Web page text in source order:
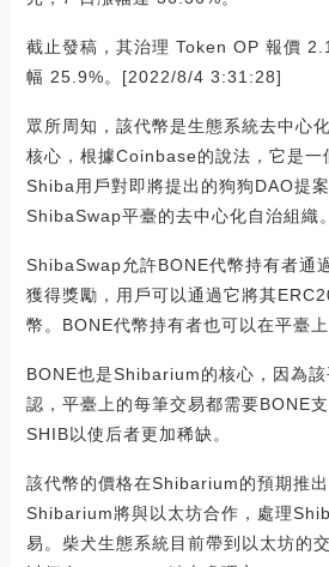
截止發稿，其治理 Token OP 報價
幅 25.9%。[2022/8/4 3:31:28]
眾所周知，該代幣是生態系統去中心
核心，根據Coinbase的說法，它是一
Shiba用戶對即將提出的狗狗DAO提
ShibaSwap平臺的去中心化自治組織。
ShibaSwap允許BONE代幣持有者通
獲得獎勵，用戶可以通過它將其
幣。BONE代幣持有者也可以在平臺上
BONE也是Shibarium的核心，因為
認，平臺上的每筆交易都需要BONE
SHIB以使后者更加稀缺。
該代幣的價格在Shibarium的預期推出
Shibarium將與以太坊合作，處理
易。柴犬生態系統目前帶到以太坊的